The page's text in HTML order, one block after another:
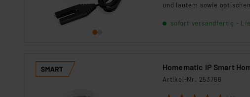
und lautem sowie
sofort versandfertig -
Homematic IP Smart
Artikel-Nr. 253766